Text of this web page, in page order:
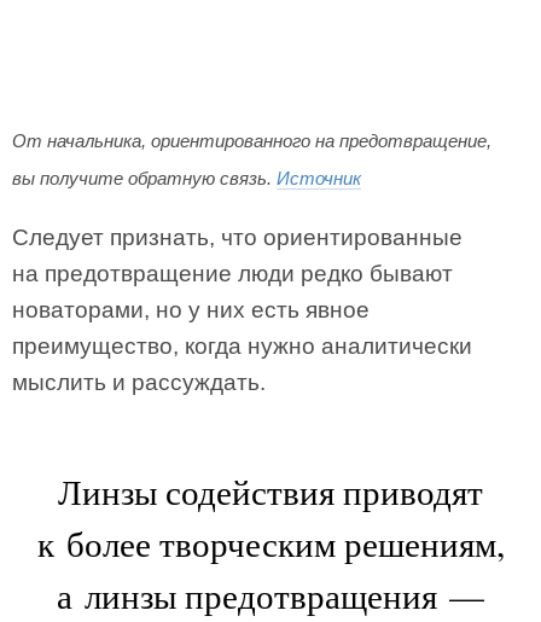
От начальника, ориентированного на предотвращение,
вы получите обратную связь. Источник
Следует признать, что ориентированные
на предотвращение люди редко бывают
новаторами, но у них есть явное
преимущество, когда нужно аналитически
мыслить и рассуждать.
Линзы содействия приводят
к более творческим решениям,
а линзы предотвращения —